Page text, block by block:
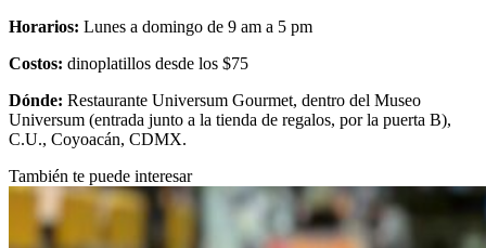
Horarios: Lunes a domingo de 9 am a 5 pm
Costos: dinoplatillos desde los $75
Dónde: Restaurante Universum Gourmet, dentro del Museo
Universum (entrada junto a la tienda de regalos, por la puerta B),
C.U., Coyoacán, CDMX.
También te puede interesar